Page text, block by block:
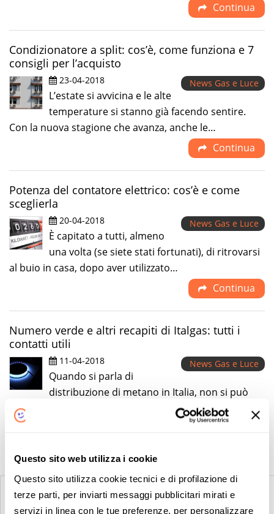
Questo sito web utilizza i cookie
Questo sito utilizza cookie tecnici e di profilazione di
terze parti, per inviarti messaggi pubblicitari mirati e
servizi in linea con le tue preferenze, per personalizzare
Continua
Condizionatore a split: cos’è, come funziona e 7
consigli per l’acquisto
23-04-2018 News Gas e Luce
L’estate si avvicina e le alte
temperature si stanno già facendo sentire.
Con la nuova stagione che avanza, anche le…
Continua
Potenza del contatore elettrico: cos’è e come
sceglierla
20-04-2018 News Gas e Luce
È capitato a tutti, almeno
una volta (se siete stati fortunati), di ritrovarsi
al buio in casa, dopo aver utilizzato…
Continua
Numero verde e altri recapiti di Italgas: tutti i
contatti utili
11-04-2018 News Gas e Luce
Quando si parla di
distribuzione di metano in Italia, non si può
non parlare di Italgas. Quali sono i contatti…
54 57 58 59